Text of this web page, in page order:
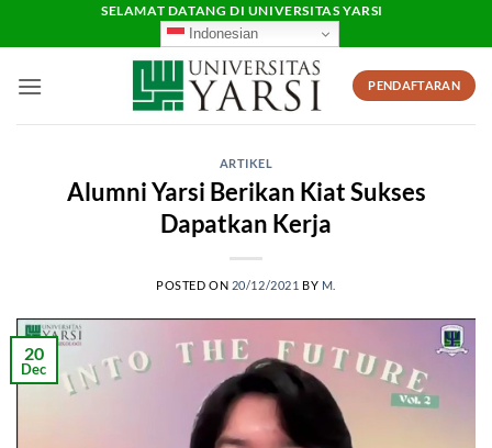
SELAMAT DATANG DI UNIVERSITAS YARSI
Indonesian
PENDAFTARAN
ARTIKEL
Alumni Yarsi Berikan Kiat Sukses
Dapatkan Kerja
POSTED ON 20/12/2021 BY M.
20
Dec